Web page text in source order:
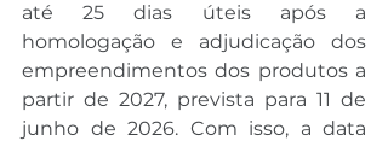
até 25 dias úteis após a
homologação e adjudicação dos
empreendimentos dos produtos a
partir de 2027, prevista para 11 de
junho de 2026. Com isso, a data